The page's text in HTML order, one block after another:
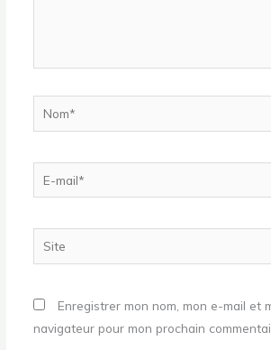
Nom*
E-
mail*
Site
Enregistrer mon nom, mon e-mail et
navigateur pour mon prochain